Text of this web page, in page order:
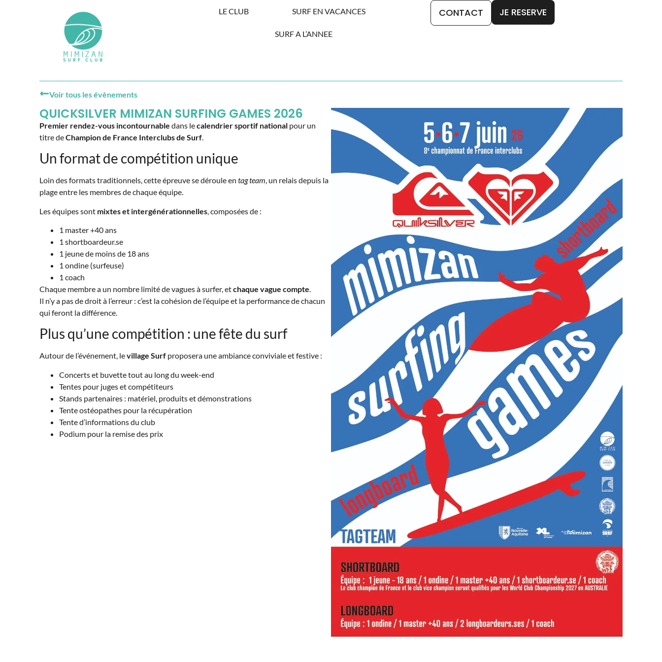
LE CLUB SURF EN VACANCES
SURF A L’ANNEE
CONTACT JE RESERVE
Voir tous les évènements
QUICKSILVER MIMIZAN SURFING GAMES 2026
Premier rendez-vous incontournable dans lecalendrier sportif national pour un
titre deChampion de France Interclubs de Surf
Un format de compétition unique
Loin des formats traditionnels, cette épreuve se déroule en tag team, un relais depuis la
plage entre les membres de chaque équipe.
Les équipes sont mixtes et intergénérationnelles , composées de :
1 master +40 ans
1 shortboardeur.se
1 jeune de moins de 18 ans
1 ondine (surfeuse)
1 coach
Chaque membre a un nombre limité de vagues à surfer, etchaque vague compte.
Il n’y a pas de droit à l’erreur : c’est la cohésion de l’équipe et la performance de chacun
qui feront la différence.
Plus qu’une compétition : une fête du surf
Autour de l’événement, levillage Surf proposera une ambiance conviviale et festive :
Concerts et buvette tout au long du week-end
Tentes pour juges et compétiteurs
Stands partenaires : matériel, produits et démonstrations
Tente ostéopathes pour la récupération
Tente d’informations du club
Podium pour la remise des prix